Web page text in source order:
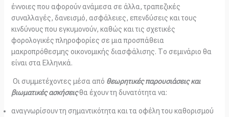
έννοιες που αφορούν ανάμεσα σε άλλα, τραπεζικές
συναλλαγές, δανεισμό, ασφάλειες, επενδύσεις και τους
κινδύνους που εγκυμονούν, καθώς και τις σχετικές
φορολογικές πληροφορίες σε μια προσπάθεια
μακροπρόθεσμης οικονομικής διασφάλισης. Το σεμινάριο θα
είναι στα Ελληνικά.
Οι συμμετέχοντες μέσα από θεωρητικές παρουσιάσεις και
βιωματικές ασκήσειςθα έχουν τη δυνατότητα να:
αναγνωρίσουν τη σημαντικότητα και τα οφέλη του καθορισμού